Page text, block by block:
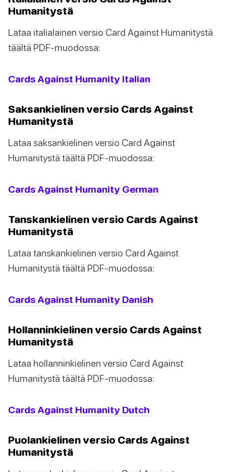
Humanitystä
Lataa italialainen versio Card Against Humanitystä
täältä PDF-muodossa:
Cards Against Humanity Italian
Saksankielinen versio Cards Against
Humanitystä
Lataa saksankielinen versio Card Against
Humanitystä täältä PDF-muodossa:
Cards Against Humanity German
Tanskankielinen versio Cards Against
Humanitystä
Lataa tanskankielinen versio Card Against
Humanitystä täältä PDF-muodossa:
Cards Against Humanity Danish
Hollanninkielinen versio Cards Against
Humanitystä
Lataa hollanninkielinen versio Card Against
Humanitystä täältä PDF-muodossa:
Cards Against Humanity Dutch
Puolankielinen versio Cards Against
Humanitystä